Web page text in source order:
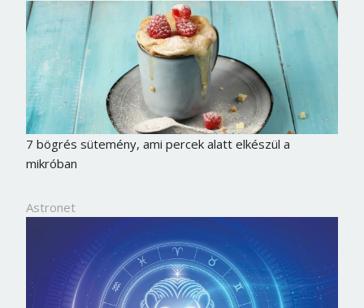
7 bögrés sütemény, ami percek alatt elkészül a
mikróban
Astronet